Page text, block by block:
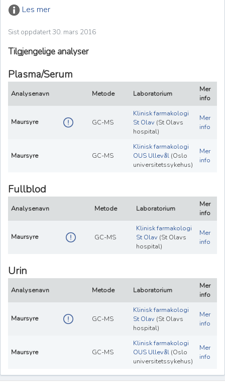
Les mer
Sist oppdatert 30. mars 2016
Tilgjengelige analyser
Plasma/Serum
Analysenavn Metode Laboratorium
Mer
info
Maursyre GC-MS
Klinisk farmakologi
St Olav (St Olavs
hospital)
Mer
info
Maursyre GC-MS
Klinisk farmakologi
OUS Ullevål (Oslo
universitetssykehus)
Mer
info
Fullblod
Analysenavn Metode Laboratorium
Mer
info
Maursyre GC-MS
Klinisk farmakologi
St Olav (St Olavs
hospital)
Mer
info
Urin
Analysenavn Metode Laboratorium
Mer
info
Maursyre GC-MS
Klinisk farmakologi
St Olav (St Olavs
hospital)
Mer
info
Maursyre GC-MS
Klinisk farmakologi
OUS Ullevål (Oslo
universitetssykehus)
Mer
info